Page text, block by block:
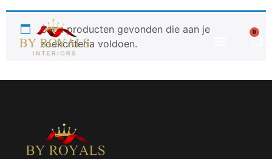
0
Geen producten gevonden die aan je
zoekcriteria voldoen.